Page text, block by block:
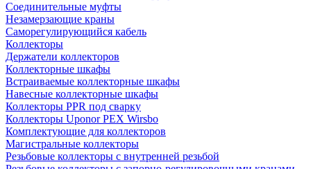
Соединительные муфты
Незамерзающие краны
Саморегулирующийся кабель
Коллекторы
Держатели коллекторов
Коллекторные шкафы
Встраиваемые коллекторные шкафы
Навесные коллекторные шкафы
Коллекторы PPR под сварку
Коллекторы Uponor PEX Wirsbo
Комплектующие для коллекторов
Магистральные коллекторы
Резьбовые коллекторы с внутренней резьбой